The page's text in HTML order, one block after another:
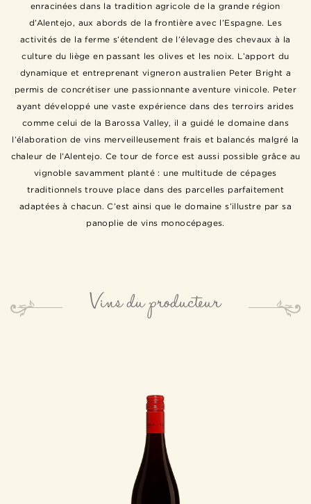
enracinées dans la tradition agricole de la grande région
d’Alentejo, aux abords de la frontière avec l’Espagne. Les
activités de la ferme s’étendent de l’élevage des chevaux à la
culture du liège en passant les olives et les noix. L’apport du
dynamique et entreprenant vigneron australien Peter Bright a
permis de concrétiser une passionnante aventure vinicole. Peter
ayant développé une vaste expérience dans des terroirs arides
comme celui de la Barossa Valley, il a guidé le domaine dans
l’élaboration de vins merveilleusement frais et balancés malgré la
chaleur de l’Alentejo. Ce tour de force est aussi possible grâce au
vignoble savamment planté : une multitude de cépages
traditionnels trouve place dans des parcelles parfaitement
adaptées à chacun. C’est ainsi que le domaine s’illustre par sa
panoplie de vins monocépages.
Vins du producteur